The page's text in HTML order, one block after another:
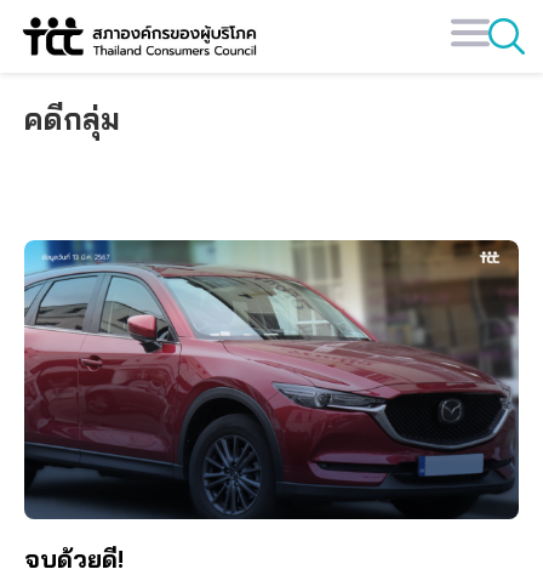
Skip
คดีกลุ่ม
จบด้วยดี!